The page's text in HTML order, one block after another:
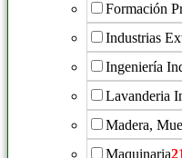
Formación
Industrias
Ingeniería
Lavanderia
Madera,
Maquinaria